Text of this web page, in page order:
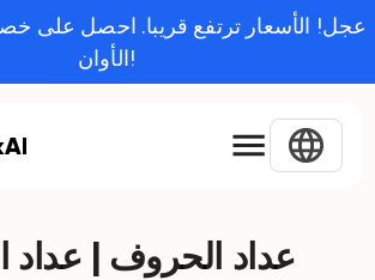
الأوان!
AI
عداد الحروف | عداد